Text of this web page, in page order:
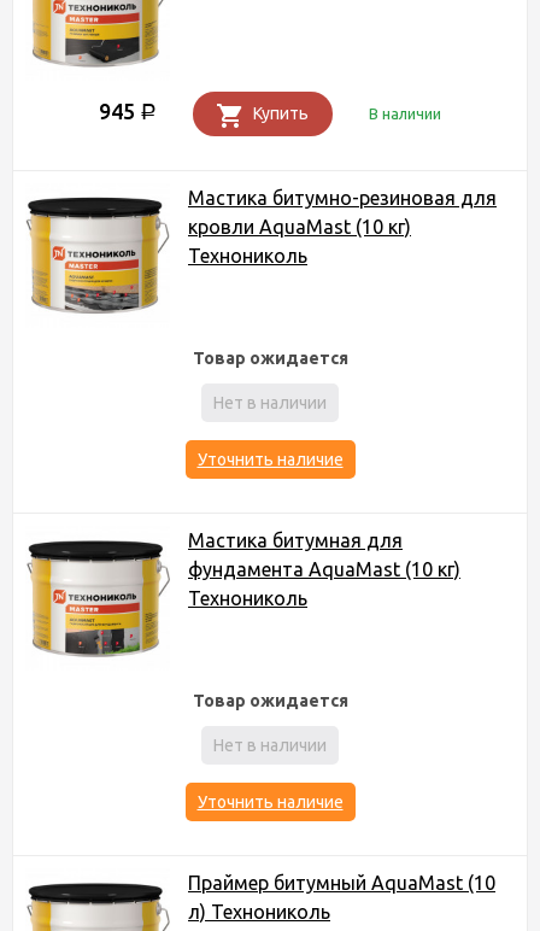
945 Р Купить В наличии
Мастика битумно-резиновая для
кровли AquaMast (10 кг)
Технониколь
Товар ожидается
Нет в наличии
Уточнить наличие
Мастика битумная для
фундамента AquaMast (10 кг)
Технониколь
Товар ожидается
Нет в наличии
Уточнить наличие
Праймер битумный AquaMast (10
л) Технониколь